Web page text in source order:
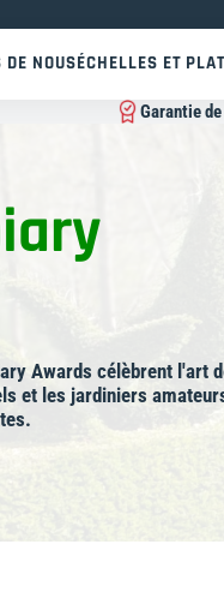
DE NOUSÉCHELLES ET
Garantie
Awards célèbrent l'art
et les jardiniers